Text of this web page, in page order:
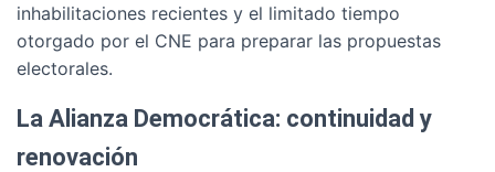
inhabilitaciones recientes y el limitado tiempo
otorgado por el CNE para preparar las propuestas
electorales.
La Alianza Democrática: continuidad y
renovación